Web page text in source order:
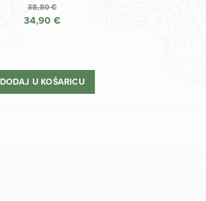
38,80€
Izvorna
je:
38,80 €.
34,90 €
je:
34,90 €.
DODAJ U KOŠARICU